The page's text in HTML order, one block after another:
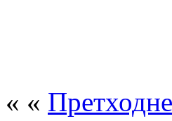
« «